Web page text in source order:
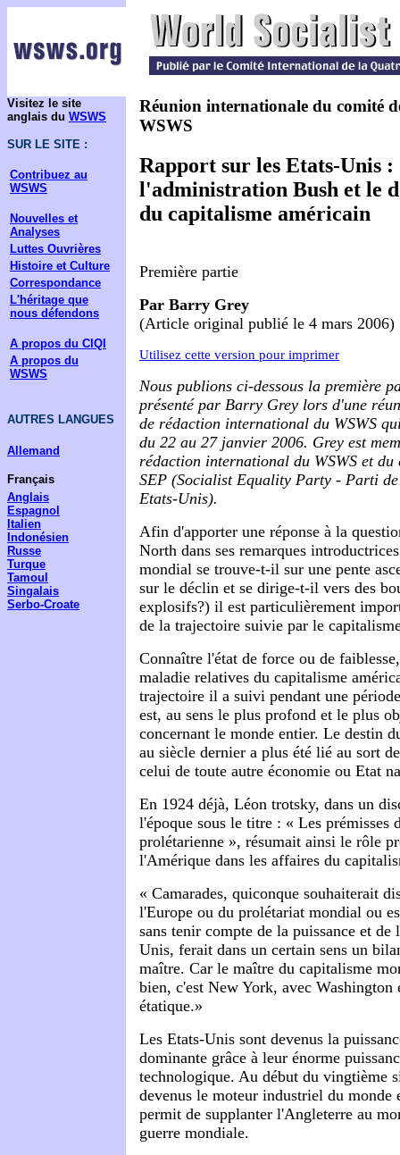
Visitez le site
anglais du WSWS
SUR LE SITE :
Contribuez au
WSWS
Nouvelles et
Analyses
Luttes Ouvrières
Histoire et Culture
Correspondance
L'héritage que
nous défendons
A propos du CIQI
A propos du
WSWS
AUTRES LANGUES
Allemand
Français
Anglais
Espagnol
Italien
Indonésien
Russe
Turque
Tamoul
Singalais
Serbo-Croate
Réunion internationale du comité
WSWS
Rapport sur les Etats-Unis :
l'administration Bush et le
du capitalisme américain
Première partie
Par Barry Grey
(Article original publié le 4 mars 2006)
Utilisez cette version pour imprimer
Nous publions ci-dessous la première
présenté par Barry Grey lors d'une
de rédaction international du WSWS
du 22 au 27 janvier 2006. Grey est
rédaction international du WSWS et
SEP (Socialist Equality Party - Parti
Etats-Unis).
Afin d'apporter une réponse à la
North dans ses remarques
mondial se trouve-t-il sur une pente
sur le déclin et se dirige-t-il vers des
explosifs?) il est particulièrement
de la trajectoire suivie par le
Connaître l'état de force ou de
maladie relatives du capitalisme
trajectoire il a suivi pendant une
est, au sens le plus profond et le plus
concernant le monde entier. Le destin
au siècle dernier a plus été lié au sort
celui de toute autre économie ou Etat
En 1924 déjà, Léon trotsky, dans un
l'époque sous le titre : « Les prémisses
prolétarienne », résumait ainsi le rôle
l'Amérique dans les affaires du
« Camarades, quiconque souhaiterait
l'Europe ou du prolétariat mondial ou
sans tenir compte de la puissance et de
Unis, ferait dans un certain sens un
maître. Car le maître du capitalisme
bien, c'est New York, avec Washington
étatique.»
Les Etats-Unis sont devenus la
dominante grâce à leur énorme
technologique. Au début du vingtième
devenus le moteur industriel du monde
permit de supplanter l'Angleterre au
guerre mondiale.